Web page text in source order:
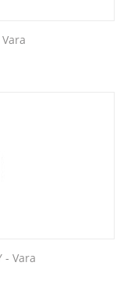
- Vara